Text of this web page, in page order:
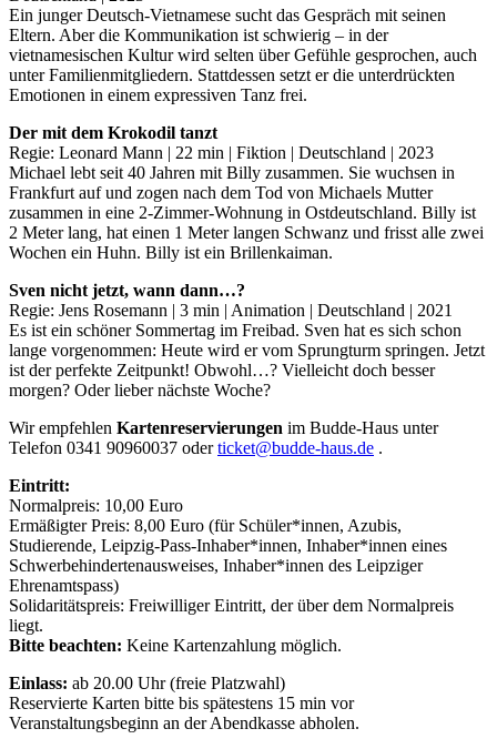
Ein junger Deutsch-Vietnamese sucht das Gespräch mit seinen
Eltern. Aber die Kommunikation ist schwierig – in der
vietnamesischen Kultur wird selten über Gefühle gesprochen, auch
unter Familienmitgliedern. Stattdessen setzt er die unterdrückten
Emotionen in einem expressiven Tanz frei.
Der mit dem Krokodil tanzt
Regie: Leonard Mann | 22 min | Fiktion | Deutschland | 2023
Michael lebt seit 40 Jahren mit Billy zusammen. Sie wuchsen in
Frankfurt auf und zogen nach dem Tod von Michaels Mutter
zusammen in eine 2-Zimmer-Wohnung in Ostdeutschland. Billy ist
2 Meter lang, hat einen 1 Meter langen Schwanz und frisst alle zwei
Wochen ein Huhn. Billy ist ein Brillenkaiman.
Sven nicht jetzt, wann dann…?
Regie: Jens Rosemann | 3 min | Animation | Deutschland | 2021
Es ist ein schöner Sommertag im Freibad. Sven hat es sich schon
lange vorgenommen: Heute wird er vom Sprungturm springen. Jetzt
ist der perfekte Zeitpunkt! Obwohl…? Vielleicht doch besser
morgen? Oder lieber nächste Woche?
Wir empfehlen Kartenreservierungen im Budde-Haus unter
Telefon 0341 90960037 oderticket@budde-haus.de .
Eintritt:
Normalpreis: 10,00 Euro
Ermäßigter Preis: 8,00 Euro (für Schüler*innen, Azubis,
Studierende, Leipzig-Pass-Inhaber*innen, Inhaber*innen eines
Schwerbehindertenausweises, Inhaber*innen des Leipziger
Ehrenamtspass)
Solidaritätspreis: Freiwilliger Eintritt, der über dem Normalpreis
liegt.
Bitte beachten: Keine Kartenzahlung möglich.
Einlass: ab 20.00 Uhr(freie Platzwahl)
Reservierte Karten bitte bis spätestens 15 min vor
Veranstaltungsbeginn an der Abendkasse abholen.